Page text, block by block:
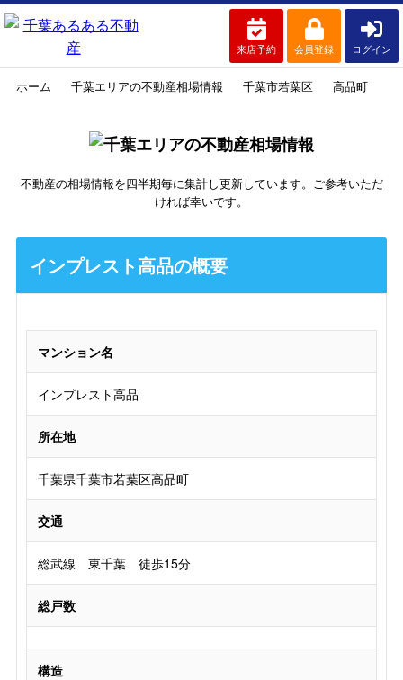
来店予約 会員登録 ログイン
ホーム 千葉エリアの不動産相場情報 千葉市若葉区 高品町
不動産の相場情報を四半期毎に集計し更新しています。ご参考いただ
ければ幸いです。
インプレスト高品の概要
マンション名
インプレスト高品
所在地
千葉県千葉市若葉区高品町
交通
総武線 東千葉 徒歩15分
総戸数
構造